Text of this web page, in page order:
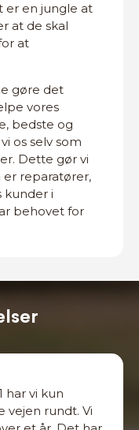
er en jungle at
at de skal
at
gøre det
vores
bedste og
os selv som
Dette gør vi
er reparatører,
kunder i
behovet for
har vi kun
vejen rundt. Vi